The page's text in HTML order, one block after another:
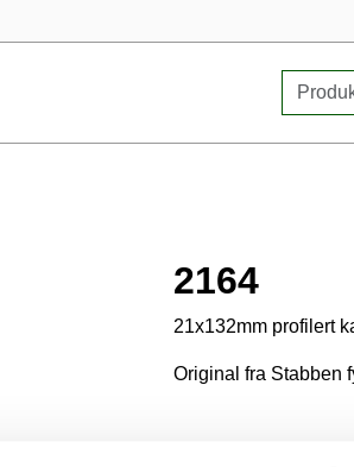
2164
21x132mm profilert
Original fra Stabben